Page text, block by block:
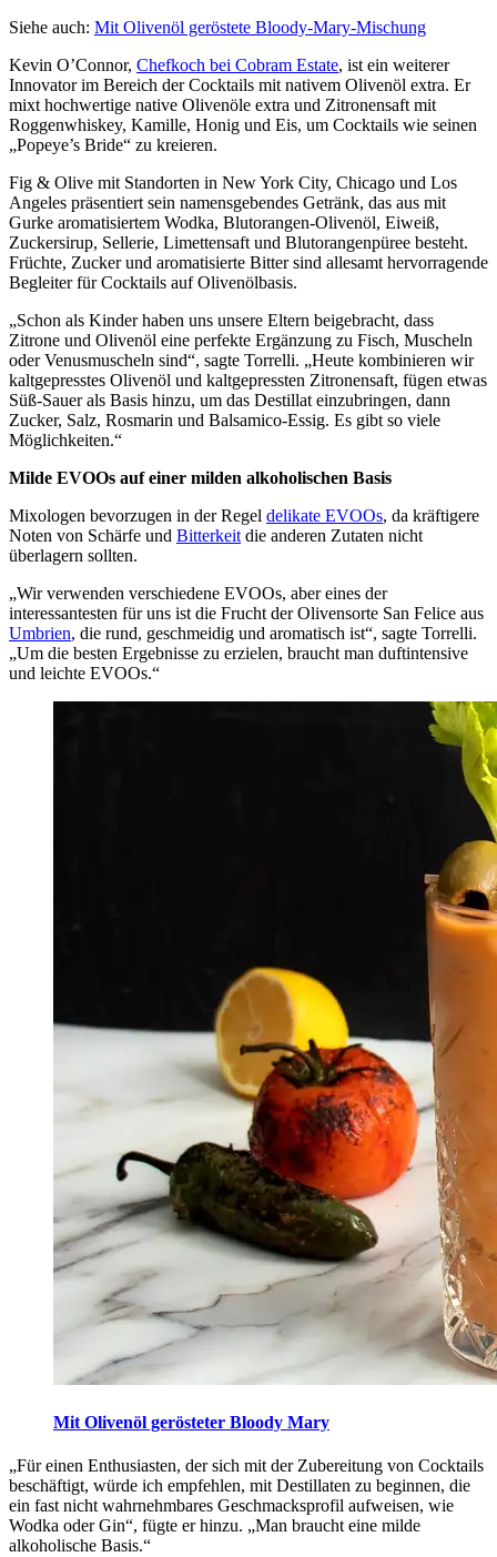
Siehe auch: Mit Olivenöl geröstete Bloody-Mary-Mischung
Kevin O’Connor, Chefkoch bei Cobram Estate, ist ein weiterer
Innovator im Bereich der Cocktails mit nativem Olivenöl extra. Er
mixt hochwertige native Olivenöle extra und Zitronensaft mit
Roggenwhiskey, Kamille, Honig und Eis, um Cocktails wie seinen
„Popeye’s Bride“ zu kreieren.
Fig & Olive mit Standorten in New York City, Chicago und Los
Angeles präsentiert sein namensgebendes Getränk, das aus mit
Gurke aromatisiertem Wodka, Blutorangen-Olivenöl, Eiweiß,
Zuckersirup, Sellerie, Limettensaft und Blutorangenpüree besteht.
Früchte, Zucker und aromatisierte Bitter sind allesamt hervorragende
Begleiter für Cocktails auf Olivenölbasis.
„Schon als Kinder haben uns unsere Eltern beigebracht, dass
Zitrone und Olivenöl eine perfekte Ergänzung zu Fisch, Muscheln
oder Venusmuscheln sind“, sagte Torrelli. „Heute kombinieren wir
kaltgepresstes Olivenöl und kaltgepressten Zitronensaft, fügen etwas
Süß-Sauer als Basis hinzu, um das Destillat einzubringen, dann
Zucker, Salz, Rosmarin und Balsamico-Essig. Es gibt so viele
Möglichkeiten.“
Milde EVOOs auf einer milden alkoholischen Basis
Mixologen bevorzugen in der Regel delikate EVOOs, da kräftigere
Noten von Schärfe und Bitterkeit die anderen Zutaten nicht
überlagern sollten.
„Wir verwenden verschiedene EVOOs, aber eines der
interessantesten für uns ist die Frucht der Olivensorte San Felice aus
Umbrien, die rund, geschmeidig und aromatisch ist“, sagte Torrelli.
„Um die besten Ergebnisse zu erzielen, braucht man duftintensive
und leichte EVOOs.“
Mit Olivenöl gerösteter Bloody Mary
„Für einen Enthusiasten, der sich mit der Zubereitung von Cocktails
beschäftigt, würde ich empfehlen, mit Destillaten zu beginnen, die
ein fast nicht wahrnehmbares Geschmacksprofil aufweisen, wie
Wodka oder Gin“, fügte er hinzu. „Man braucht eine milde
alkoholische Basis.“